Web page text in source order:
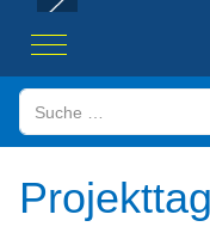
Mobile Menu Toggle
Suchen